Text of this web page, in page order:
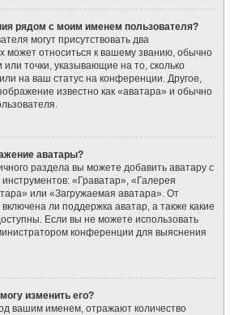
рядом с моим именем пользователя?
могут присутствовать два
может относиться к вашему званию, обычно
или точки, указывающие на то, сколько
на ваш статус на конференции. Другое,
известно как «аватара» и обычно
аватары?
раздела вы можете добавить аватару с
«Граватар», «Галерея
или «Загружаемая аватара». От
ли поддержка аватар, а также какие
Если вы не можете использовать
конференции для выяснения
изменить его?
вашим именем, отражают количество